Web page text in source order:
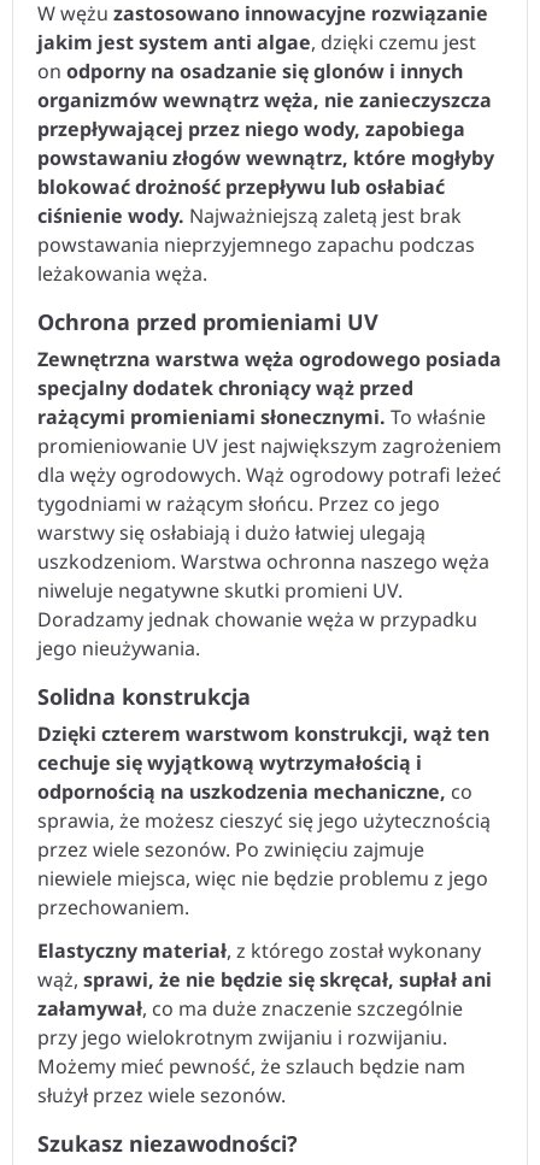
W wężu zastosowano innowacyjne rozwiązanie
jakim jest system anti algae, dzięki czemu jest
on odporny na osadzanie się glonów i innych
organizmów wewnątrz węża, nie zanieczyszcza
przepływającej przez niego wody, zapobiega
powstawaniu złogów wewnątrz, które mogłyby
blokować drożność przepływu lub osłabiać
ciśnienie wody. Najważniejszą zaletą jest brak
powstawania nieprzyjemnego zapachu podczas
leżakowania węża.
Ochrona przed promieniami UV
Zewnętrzna warstwa węża ogrodowego posiada
specjalny dodatek chroniący wąż przed
rażącymi promieniami słonecznymi. To właśnie
promieniowanie UV jest największym zagrożeniem
dla węży ogrodowych. Wąż ogrodowy potrafi leżeć
tygodniami w rażącym słońcu. Przez co jego
warstwy się osłabiają i dużo łatwiej ulegają
uszkodzeniom. Warstwa ochronna naszego węża
niweluje negatywne skutki promieni UV.
Doradzamy jednak chowanie węża w przypadku
jego nieużywania.
Solidna konstrukcja
Dzięki czterem warstwom konstrukcji, wąż ten
cechuje się wyjątkową wytrzymałością i
odpornością na uszkodzenia mechaniczne, co
sprawia, że możesz cieszyć się jego użytecznością
przez wiele sezonów. Po zwinięciu zajmuje
niewiele miejsca, więc nie będzie problemu z jego
przechowaniem.
Elastyczny materiał, z którego został wykonany
wąż, sprawi, że nie będzie się skręcał, supłał ani
załamywał, co ma duże znaczenie szczególnie
przy jego wielokrotnym zwijaniu i rozwijaniu.
Możemy mieć pewność, że szlauch będzie nam
służył przez wiele sezonów.
Szukasz niezawodności?